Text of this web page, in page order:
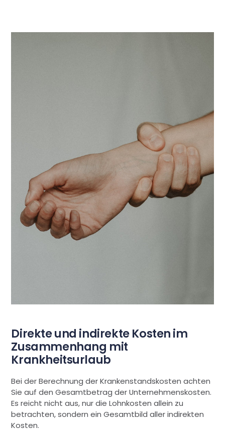
Direkte und indirekte Kosten im
Zusammenhang mit
Krankheitsurlaub
Bei der Berechnung der Krankenstandskosten achten
Sie auf den Gesamtbetrag der Unternehmenskosten.
Es reicht nicht aus, nur die Lohnkosten allein zu
betrachten, sondern ein Gesamtbild aller indirekten
Kosten.